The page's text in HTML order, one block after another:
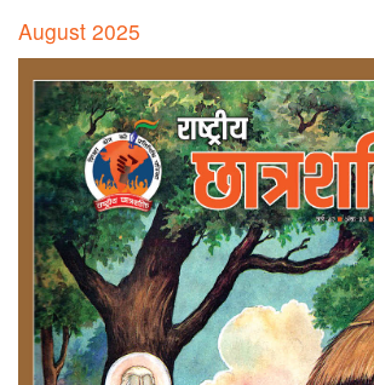
August 2025